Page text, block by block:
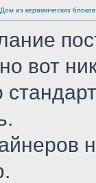
Дом из керамических блоков
вот